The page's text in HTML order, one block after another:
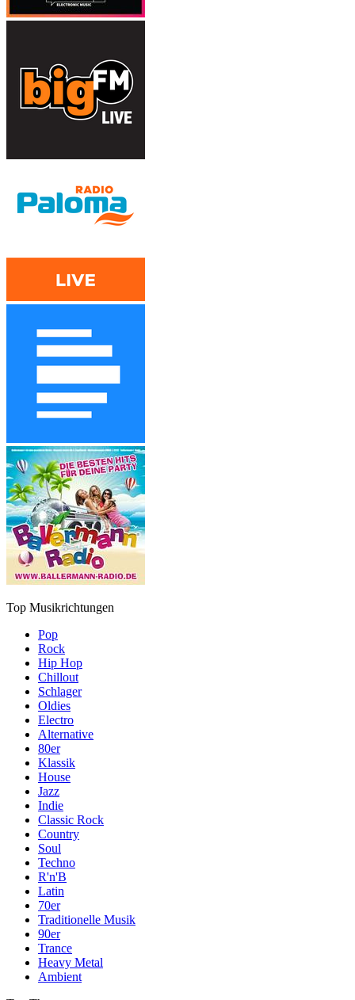
Top Musikrichtungen
Pop
Rock
Hip Hop
Chillout
Schlager
Oldies
Electro
Alternative
80er
Klassik
House
Jazz
Indie
Classic Rock
Country
Soul
Techno
R'n'B
Latin
70er
Traditionelle Musik
90er
Trance
Heavy Metal
Ambient